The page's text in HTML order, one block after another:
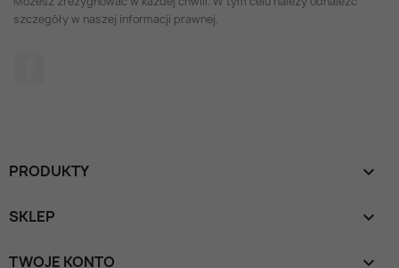
szczegóły w naszej informacji prawnej.
PRODUKTY 
SKLEP 
TWOJE KONTO 